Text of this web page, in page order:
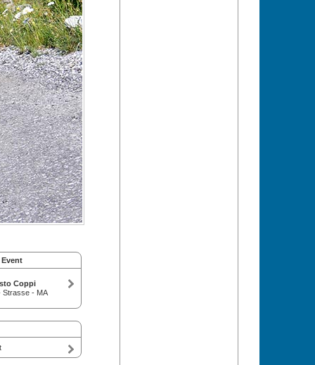
Coppi
Strasse - MA